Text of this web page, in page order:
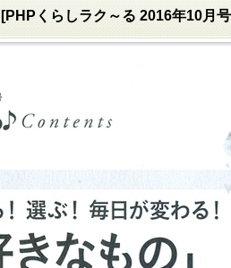
[PHPくらしラク～る 2016年10月